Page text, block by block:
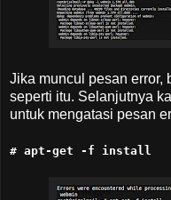
Jika muncul pesan error,
seperti itu. Selanjutnya
untuk mengatasi pesan
# apt-get -f install